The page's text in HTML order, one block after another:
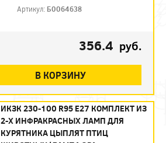
Артикул: Б0064638
356.4 руб.
В КОРЗИНУ
ИКЗК 230-100 R95 E27 КОМПЛЕКТ ИЗ
2-Х ИНФРАКРАСНЫХ ЛАМП ДЛЯ
КУРЯТНИКА ЦЫПЛЯТ ПТИЦ